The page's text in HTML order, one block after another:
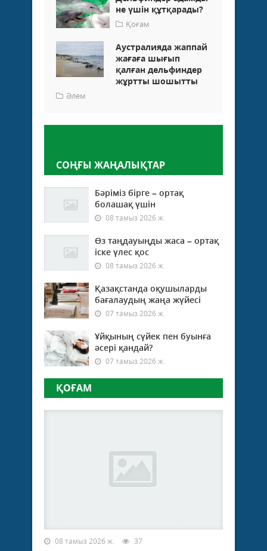
не үшін құтқарады?
Қоғам
Аустралияда жаппай
жағаға шығып
қалған дельфиндер
жұртты шошытты
Әлем
СОҢҒЫ ЖАҢАЛЫҚТАР
Бәріміз бірге – ортақ
болашақ үшін
08 тамыз 2026 ж.
Өз таңдауыңды жаса – ортақ
іске үлес қос
08 тамыз 2026 ж.
Қазақстанда оқушыларды
бағалаудың жаңа жүйесі
07 тамыз 2026 ж.
Ұйқының сүйек пен буынға
әсері қандай?
07 тамыз 2026 ж.
ҚОҒАМ
08 тамыз 2026 ж. 37